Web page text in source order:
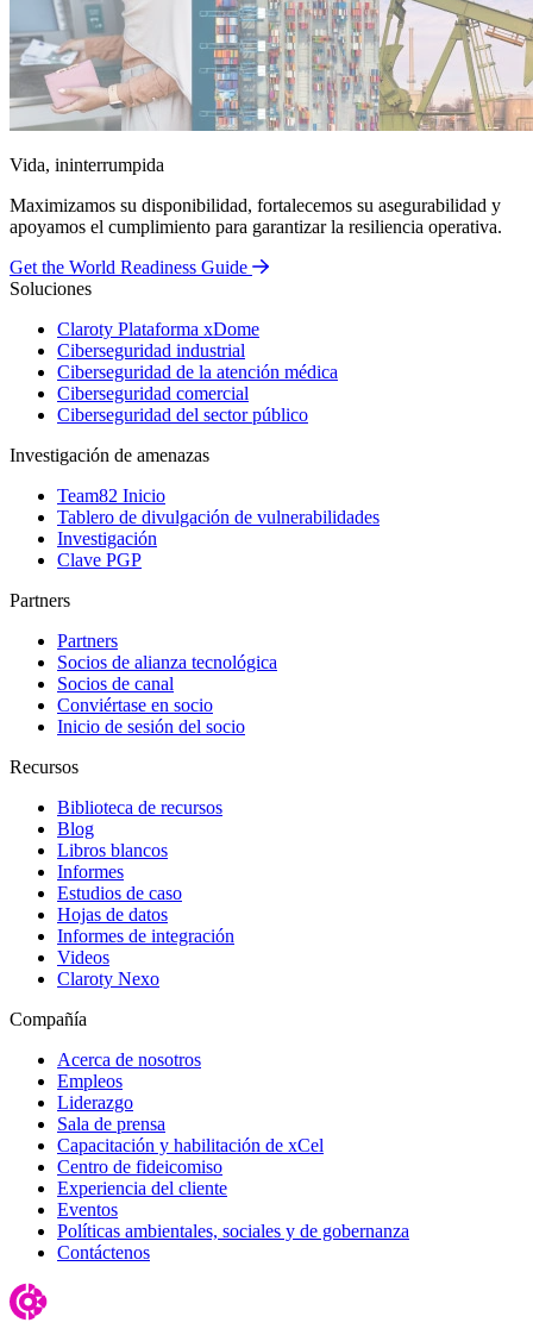
Vida, ininterrumpida
Maximizamos su disponibilidad, fortalecemos su asegurabilidad y
apoyamos el cumplimiento para garantizar la resiliencia operativa.
Get the World Readiness Guide
Soluciones
Claroty Plataforma xDome
Ciberseguridad industrial
Ciberseguridad de la atención médica
Ciberseguridad comercial
Ciberseguridad del sector público
Investigación de amenazas
Team82 Inicio
Tablero de divulgación de vulnerabilidades
Investigación
Clave PGP
Partners
Partners
Socios de alianza tecnológica
Socios de canal
Conviértase en socio
Inicio de sesión del socio
Recursos
Biblioteca de recursos
Blog
Libros blancos
Informes
Estudios de caso
Hojas de datos
Informes de integración
Videos
Claroty Nexo
Compañía
Acerca de nosotros
Empleos
Liderazgo
Sala de prensa
Capacitación y habilitación de xCel
Centro de fideicomiso
Experiencia del cliente
Eventos
Políticas ambientales, sociales y de gobernanza
Contáctenos